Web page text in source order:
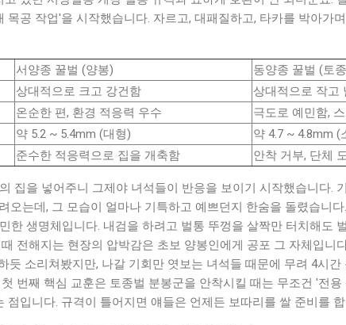
목공 작업'을 시작했습니다. 자르고, 대패질하고, 타카를 박아가
서양종 꿀벌 (양봉)
동양종 꿀벌 (토
상대적으로 크고 강건함
상대적으로 작고
온순한 편, 환경 적응력 우수
극도로 예민함,
약 5.2 ~ 5.4mm (대형)
약 4.7 ~ 4.8mm (
준수한 적응력으로 집을 개축함 안착 거부, 단체
집을 넣어주니 그제야 녀석들이 반응을 보이기 시작했습니다.
오는데, 그 모습이 얼마나 기특하고 예쁘던지 한숨을 돌렸습니
한 생명체입니다. 내검을 하려고 벌통 뚜껑을 살짝만 터치해도 벌
전해지는 현장의 압박감은 초보 양봉인에게 공포 그 자체입니
듯 소리쳐봤지만, 나갈 기회만 엿보는 녀석들 때문에 무려 4시간
번째 핵심 교훈은 토종벌 분봉군을 안착시킬 때는 무조건 '전
점입니다. 규격이 틀어지면 얘들은 언제든 보따리를 쌀 준비를